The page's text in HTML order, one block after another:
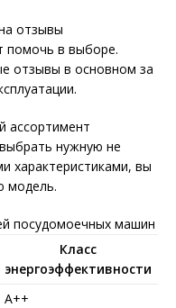
отзывы
помочь в выборе.
отзывы в основном за
ассортимент
нужную не
характеристиками, вы
модель.
посудомоечных машин
Класс
энергоэффективности
A++